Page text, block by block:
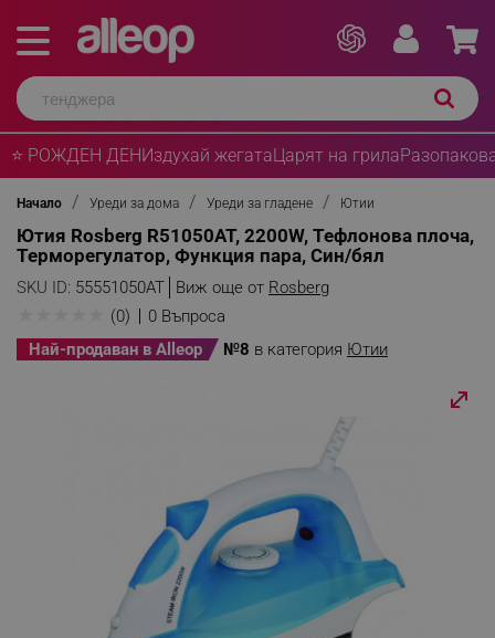
⭐ РОЖДЕН ДЕНИздухай жегатаЦарят на грила
Начало Уреди за дома Уреди за гладене Ютии
Ютия Rosberg R51050AT, 2200W, Тефлонова плоча,
Терморегулатор, Функция пара, Син/бял
SKU ID: 55551050AT Виж още от Rosberg
(0)
0 Въпроса
Най-продаван в Alleop
№8 в категория Ютии